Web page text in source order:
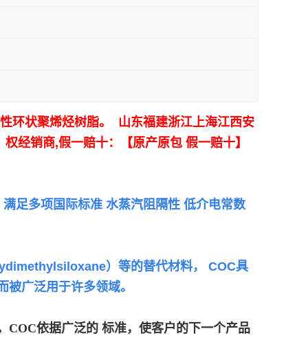
环状聚烯烃树脂。 山东福建浙江上海江西安
权经销商,假一赔十：【原产原包 假一赔十】
足多项国际标准 水蒸汽阻隔性 低介电常数
）等的替代材料， COC具
广泛用于许多领域。
COC依据广泛的 标准，使客户的下一个产品